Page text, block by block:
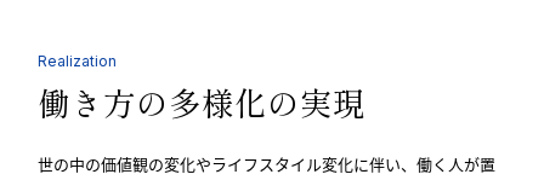
Realization
働き方の多様化の実現
世の中の価値観の変化やライフスタイル変化に伴い、働く人が置